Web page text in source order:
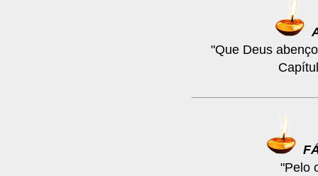
"Que Deus
"Pelo